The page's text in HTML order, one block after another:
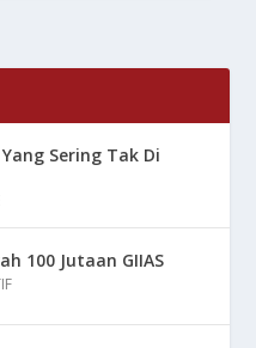
Sering Tak Di
100 Jutaan GIIAS